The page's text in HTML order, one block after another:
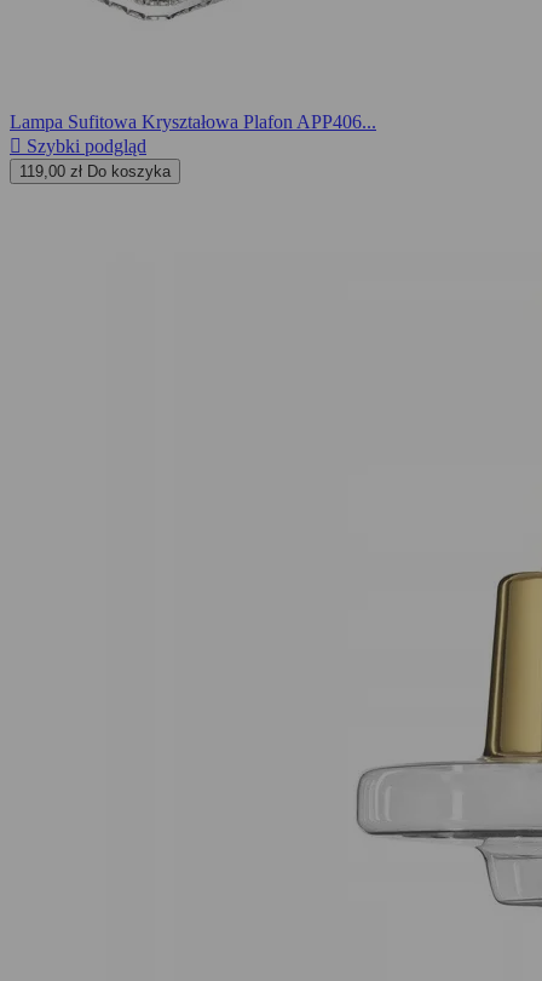
Lampa Sufitowa Kryształowa Plafon APP406...
 Szybki podgląd
119,00 zł Do koszyka